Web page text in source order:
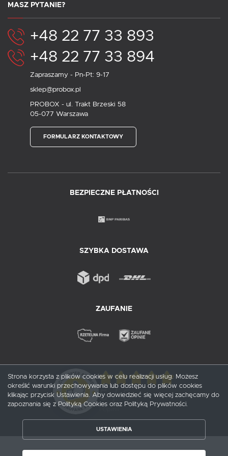
MASZ PYTANIE?
+48 22 77 33 893
+48 22 77 33 894
Zapraszamy - Pn-Pt: 9-17
sklep@probox.pl
PROBOX - ul. Trakt Brzeski 58
05-077 Warszawa
FORMULARZ KONTAKTOWY
BEZPIECZNE PŁATNOŚCI
SZYBKA DOSTAWA
ZAUFANIE
5/ 5
Strona korzysta z plików cookies w celu realizacji usług. Możesz
określić warunki przechowywania lub dostępu do plików cookies
klikając przycisk Ustawienia. Aby dowiedzieć się więcej zachęcamy do
zapoznania się z Polityką Cookies oraz Polityką Prywatności.
USTAWIENIA
ZAPISZ WYBRANE